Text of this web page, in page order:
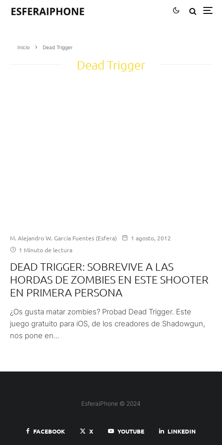
Inicio Dead Trigger
Dead Trigger
M. Alejandro W. García Fuentes (Esfera)
1 agosto, 2012
1 Minuto de lectura
DEAD TRIGGER: SOBREVIVE A LAS
HORDAS DE ZOMBIES EN ESTE SHOOTER
EN PRIMERA PERSONA
¿Os gusta matar zombies? Probad Dead Trigger. Este
juego gratuito para iOS, de los creadores de Shadowgun,
nos pone en...
EsferaiPhone © 2024
FACEBOOK X YOUTUBE LINKEDIN